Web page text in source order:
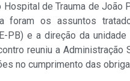
de Trauma de João
foram os assuntos
PB) e a direção da
reuniu a Administração
no cumprimento das